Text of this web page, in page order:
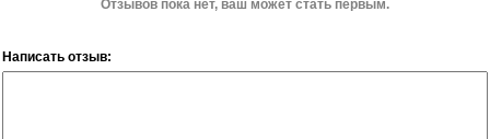
Отзывов пока нет, ваш может стать первым.
Написать отзыв: